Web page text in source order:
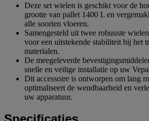
Deze set wielen is geschikt voor de
grootte van pallet 1400 L en
alle soorten vloeren.
Samengesteld uit twee robuuste
voor een uitstekende stabiliteit bij het
materialen.
De meegeleverde
snelle en veilige installatie op uw
Dit accessoire is ontworpen om lang
optimaliseert de wendbaarheid en
uw apparatuur.